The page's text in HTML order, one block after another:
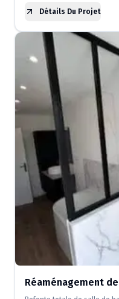
Détails Du Projet
Réaménagement